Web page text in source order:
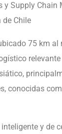
y Supply Chain
de Chile
75 km
conocidas
y de